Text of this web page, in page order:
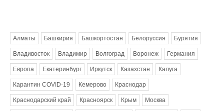
Алматы Башкирия Башкортостан Белоруссия Бурятия
Владивосток Владимир Волгоград Воронеж Германия
Европа Екатеринбург Иркутск Казахстан Калуга
Карантин COVID-19 Кемерово Краснодар
Краснодарский край Красноярск Крым Москва